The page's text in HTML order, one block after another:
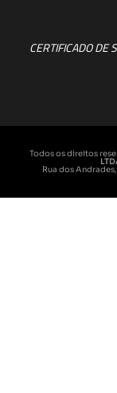
CERTIFICADO
Todos os direitos
Rua dos